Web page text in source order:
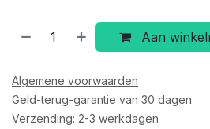
Aan
Algemene voorwaarden
Geld-terug-garantie van 30 dagen
Verzending: 2-3 werkdagen